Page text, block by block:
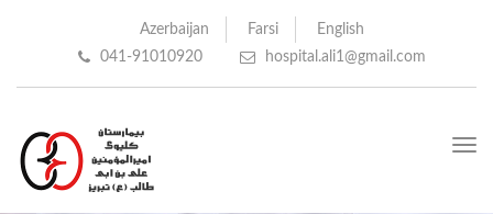
English
Farsi
Azerbaijan
hospital.ali1@gmail.com
041-91010920
Toggle